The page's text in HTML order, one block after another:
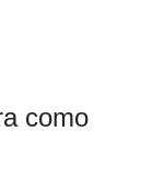
como